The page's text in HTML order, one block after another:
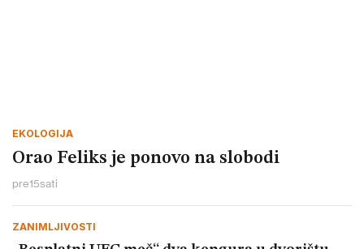
EKOLOGIJA
Orao Feliks je ponovo na slobodi
pre15sati
ZANIMLJIVOSTI